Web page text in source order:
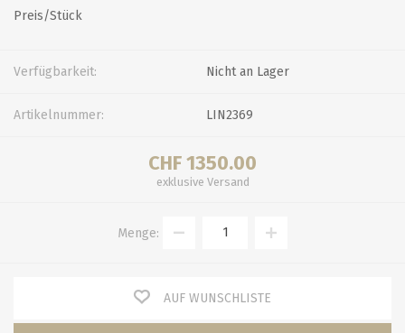
Preis/Stück
Verfügbarkeit: Nicht an Lager
Artikelnummer: LIN2369
CHF 1350.00
exklusive Versand
Menge:
AUF WUNSCHLISTE